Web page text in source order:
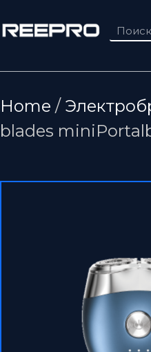
Home /
blades